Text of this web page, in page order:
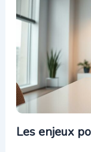
Les enjeux